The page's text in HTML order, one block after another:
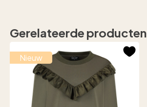
Gerelateerde producten
Nieuw